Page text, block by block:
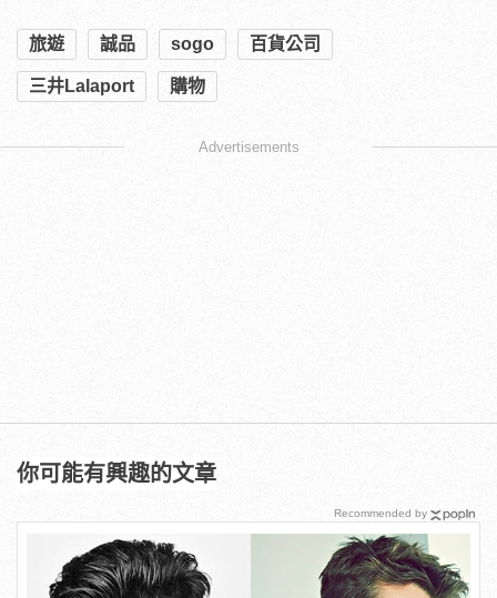
旅遊 誠品 sogo 百貨公司
三井Lalaport 購物
Advertisements
你可能有興趣的文章
Recommended by